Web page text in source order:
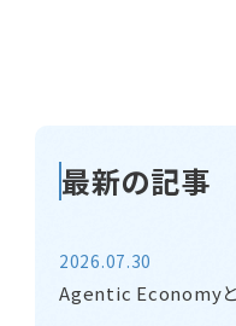
最新の記事
2026.07.30
Agentic Economyと